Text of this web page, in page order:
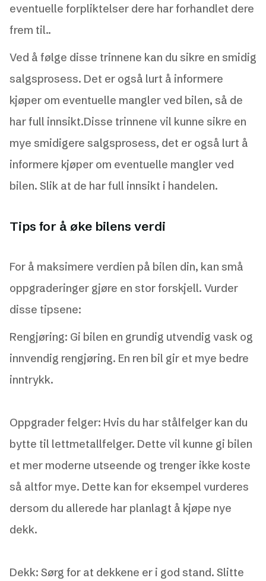
eventuelle forpliktelser dere har forhandlet dere
frem til..
Ved å følge disse trinnene kan du sikre en smidig
salgsprosess. Det er også lurt å informere
kjøper om eventuelle mangler ved bilen, så de
har full innsikt.Disse trinnene vil kunne sikre en
mye smidigere salgsprosess, det er også lurt å
informere kjøper om eventuelle mangler ved
bilen. Slik at de har full innsikt i handelen.
Tips for å øke bilens verdi
For å maksimere verdien på bilen din, kan små
oppgraderinger gjøre en stor forskjell. Vurder
disse tipsene:
Rengjøring: Gi bilen en grundig utvendig vask og
innvendig rengjøring. En ren bil gir et mye bedre
inntrykk.
Oppgrader felger: Hvis du har stålfelger kan du
bytte til lettmetallfelger. Dette vil kunne gi bilen
et mer moderne utseende og trenger ikke koste
så altfor mye. Dette kan for eksempel vurderes
dersom du allerede har planlagt å kjøpe nye
dekk.
Dekk: Sørg for at dekkene er i god stand. Slitte